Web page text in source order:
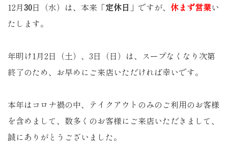
12月30日（水）は、本来「定休日 」ですが、 休まず営業い
たします。
年明け1月2日（土）、3日（日）は、スープなくなり次第
終了のため、お早めにご来店いただければ幸いです。
本年はコロナ禍の中、テイクアウトのみのご利用のお客様
を含めまして、数多くのお客様にご来店いただきまして、
誠にありがとうございました。